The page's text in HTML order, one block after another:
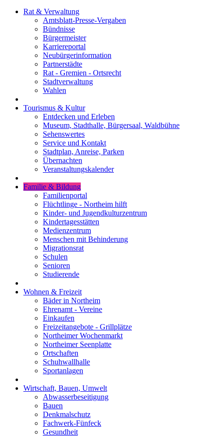
Rat & Verwaltung
Amtsblatt-Presse-Vergaben
Bündnisse
Bürgermeister
Karriereportal
Neubürgerinformation
Partnerstädte
Rat - Gremien - Ortsrecht
Stadtverwaltung
Wahlen
Tourismus & Kultur
Entdecken und Erleben
Museum, Stadthalle, Bürgersaal, Waldbühne
Sehenswertes
Service und Kontakt
Stadtplan, Anreise, Parken
Übernachten
Veranstaltungskalender
Familie & Bildung
Familienportal
Flüchtlinge - Northeim hilft
Kinder- und Jugendkulturzentrum
Kindertagesstätten
Medienzentrum
Menschen mit Behinderung
Migrationsrat
Schulen
Senioren
Studierende
Wohnen & Freizeit
Bäder in Northeim
Ehrenamt - Vereine
Einkaufen
Freizeitangebote - Grillplätze
Northeimer Wochenmarkt
Northeimer Seenplatte
Ortschaften
Schuhwallhalle
Sportanlagen
Wirtschaft, Bauen, Umwelt
Abwasserbeseitigung
Bauen
Denkmalschutz
Fachwerk-Fünfeck
Gesundheit